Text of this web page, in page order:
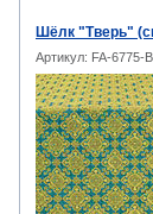
Шёлк "Тверь"
Артикул: FA-6775-